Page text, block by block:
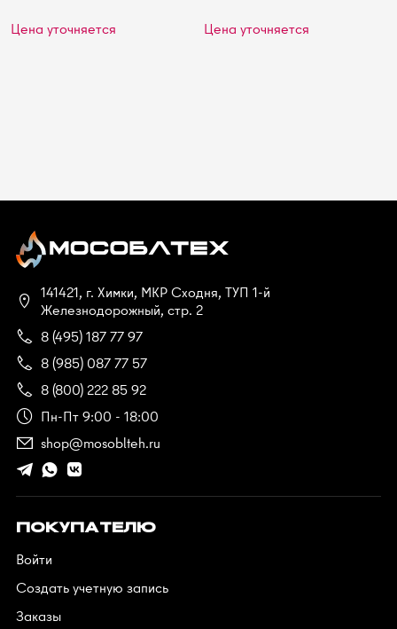
Цена уточняется Цена уточняется
141421, г. Химки, МКР Сходня, ТУП 1-й
Железнодорожный, стр. 2
8 (495) 187 77 97
8 (985) 087 77 57
8 (800) 222 85 92
Пн-Пт 9:00 - 18:00
shop@mosoblteh.ru
ПОКУПАТЕЛЮ
Войти
Создать учетную запись
Заказы